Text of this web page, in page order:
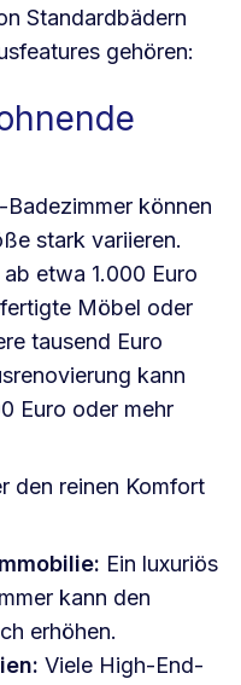
Standardbädern
gehören:
können
stark variieren.
etwa 1.000 Euro
Möbel oder
tausend Euro
kann
Euro oder mehr
den reinen Komfort
Ein luxuriös
kann den
erhöhen.
Viele High-End-